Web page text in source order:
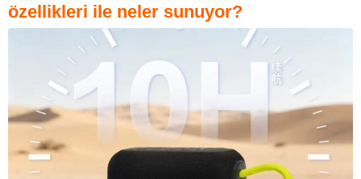
özellikleri ile neler sunuyor?